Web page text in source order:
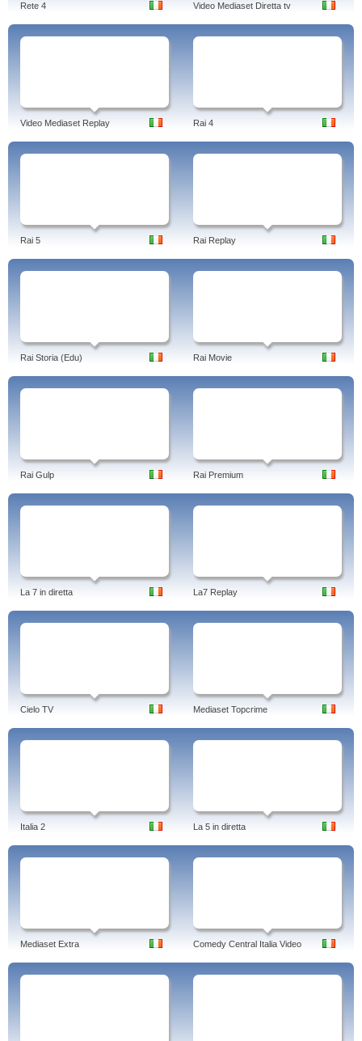
Rete 4 Video Mediaset Diretta tv
Video Mediaset Replay Rai 4
Rai 5 Rai Replay
Rai Storia (Edu) Rai Movie
Rai Gulp Rai Premium
La 7 in diretta La7 Replay
Cielo TV Mediaset Topcrime
Italia 2 La 5 in diretta
Mediaset Extra Comedy Central Italia Video